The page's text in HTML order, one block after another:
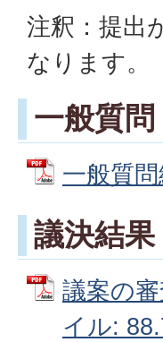
注釈：提出
なります。
一般質問
一般質
議決結果
議案の
イル: